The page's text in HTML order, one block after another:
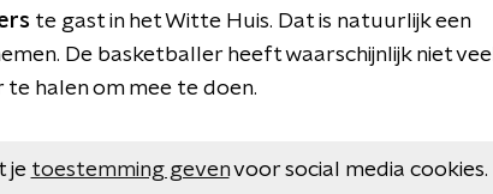
te gast in het Witte Huis. Dat is natuurlijk een
De basketballer heeft waarschijnlijk niet veel
halen om mee te doen.
je toestemming gevenvoor social media cookies.